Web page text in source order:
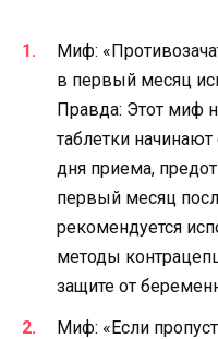
Миф:
в первый месяц
Правда: Этот миф
таблетки
дня приема,
первый месяц
рекомендуется
методы
защите от
Миф: «Если